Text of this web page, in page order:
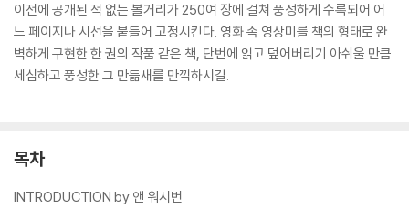
이전에 공개된 적 없는 볼거리가 250여 장에 걸쳐 풍성하게 수록되어 어
느 페이지나 시선을 붙들어 고정시킨다. 영화 속 영상미를 책의 형태로 완
벽하게 구현한 한 권의 작품 같은 책, 단번에 읽고 덮어버리기 아쉬울 만큼
세심하고 풍성한 그 만듦새를 만끽하시길.
목차
INTRODUCTION by 앤 워시번